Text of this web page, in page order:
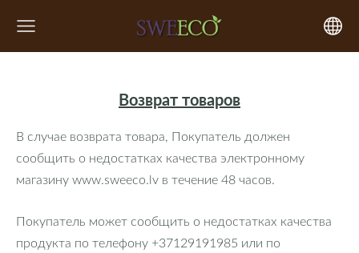
Возврат товаров
В случае возврата товара, Покупатель должен
сообщить о недостатках качества электронному
магазину www.sweeco.lv в течение 48 часов.
Покупатель может сообщить о недостатках качества
продукта по телефону +37129191985 или по